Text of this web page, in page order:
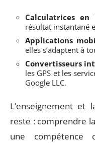
Calculatrices en
résultat instantané
Applications
elles s’adaptent à
Convertisseurs
les GPS et les
Google LLC.
L’enseignement et
reste : comprendre
une